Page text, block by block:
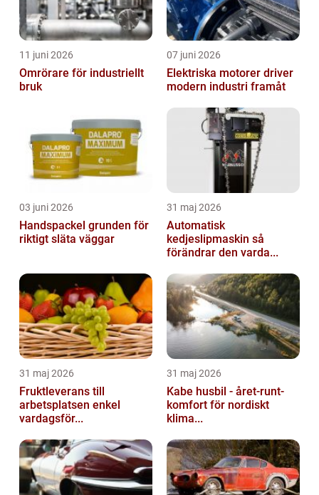
11 juni 2026
Omrörare för industriellt
bruk
07 juni 2026
Elektriska motorer driver
modern industri framåt
03 juni 2026
Handspackel grunden för
riktigt släta väggar
31 maj 2026
Automatisk
kedjeslipmaskin så
förändrar den varda...
31 maj 2026
Fruktleverans till
arbetsplatsen enkel
vardagsför...
31 maj 2026
Kabe husbil - året-runt-
komfort för nordiskt
klima...